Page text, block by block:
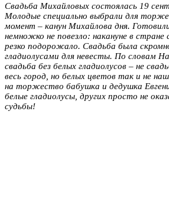
Свадьба Михайловых состоялась 19
Молодые специально выбрали для
момент – канун Михайлова дня.
немножко не повезло: накануне в стране
резко подорожало. Свадьба была
гладиолусами для невесты. По словам
свадьба без белых гладиолусов – не
весь город, но белых цветов так и не
на торжество бабушка и дедушка
белые гладиолусы, других просто не
судьбы!